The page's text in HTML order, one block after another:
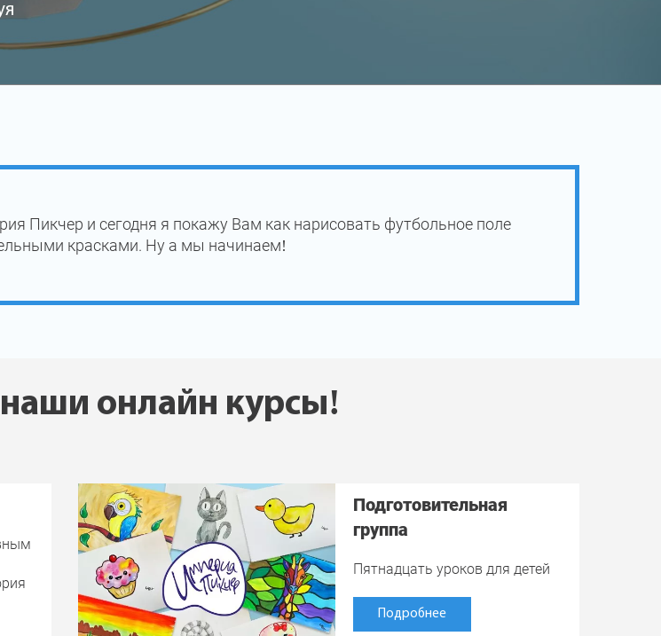
Пикчер и сегодня я покажу Вам как нарисовать футбольное поле
красками. Ну а мы начинаем!
онлайн курсы!
Подготовительная
группа
Пятнадцать уроков для детей
Подробнее